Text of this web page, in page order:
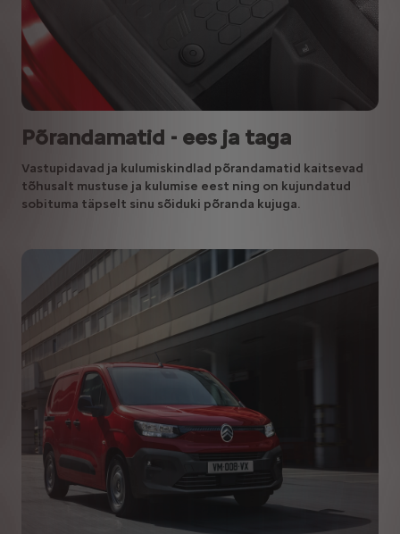
Põrandamatid - ees ja taga
Vastupidavad ja kulumiskindlad põrandamatid kaitsevad
tõhusalt mustuse ja kulumise eest ning on kujundatud
sobituma täpselt sinu sõiduki põranda kujuga.